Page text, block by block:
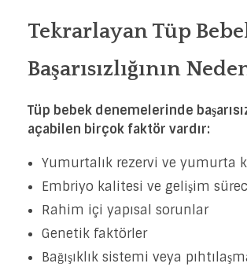
Tekrarlayan Tüp
Başarısızlığının
Tüp bebek denemelerinde
açabilen birçok faktör vardır:
Yumurtalık rezervi ve yumurta
Embriyo kalitesi ve gelişim
Rahim içi yapısal sorunlar
Genetik faktörler
Bağışıklık sistemi veya